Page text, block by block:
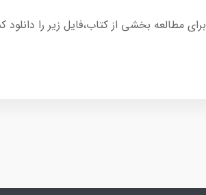
برای مطالعه بخشی از کتاب،فایل زیر را دانلود